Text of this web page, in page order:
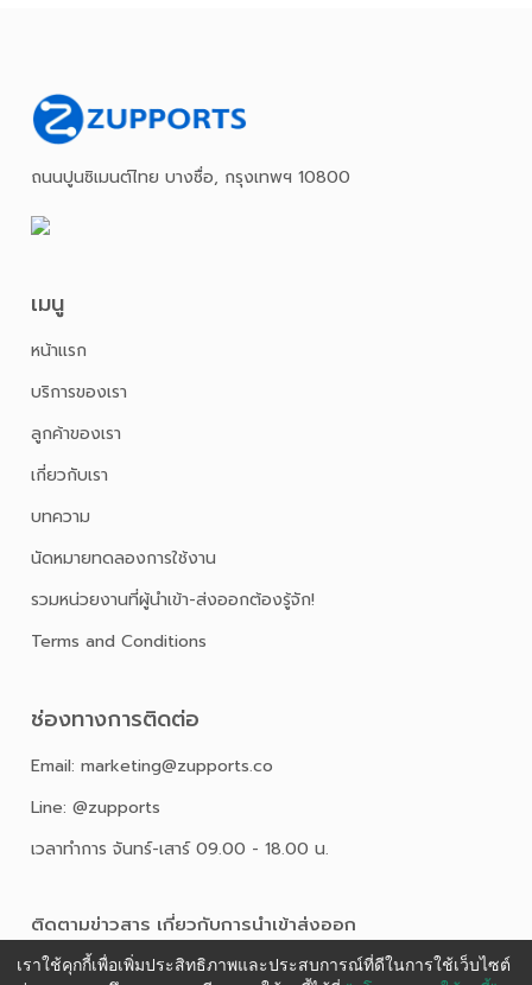
ถนนปูนซิเมนต์ไทย บางซื่อ, กรุงเทพฯ 10800
เมนู
หน้าเเรก
บริการของเรา
ลูกค้าของเรา
เกี่ยวกับเรา
บทความ
นัดหมายทดลองการใช้งาน
รวมหน่วยงานที่ผู้นำเข้า-ส่งออกต้องรู้จัก!
Terms and Conditions
ช่องทางการติดต่อ
Email: marketing@zupports.co
Line: @zupports
เวลาทำการ จันทร์-เสาร์ 09.00 - 18.00 น.
ติดตามข่าวสาร เกี่ยวกับการนําเข้าส่งออก
เราใช้คุกกี้เพื่อเพิ่มประสิทธิภาพและประสบการณ์ที่ดีในการใช้เว็บไซต์